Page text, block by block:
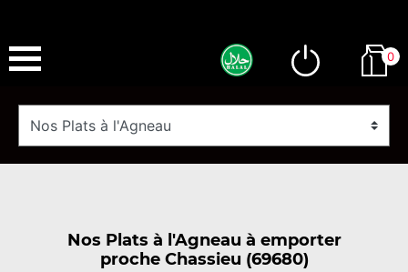
0
Nos Plats à l'Agneau à emporter
proche Chassieu (69680)